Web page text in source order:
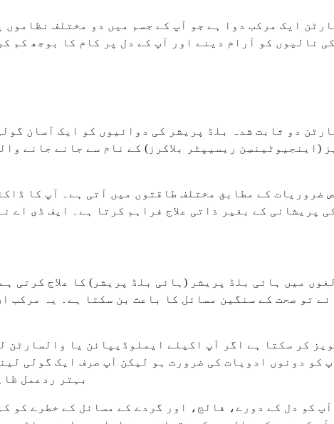
ایک مرکب دوا ہے جو آپ کے جسم میں دو مختلف
نالیوں کو آرام دینے اور آپ کے دل پر کام کا بوجھ کم
دو ثابت شدہ بلڈ پریشر کی دوائیوں کو ایک آسان
(اینجیوٹینسِن ریسیپٹر بلاکرز) کے نام سے جانے جانے
ضروریات کے مطابق مختلف طاقتوں میں آتی ہے۔ آپ کا
پریشانی کے بغیر ذاتی علاج فراہم کرتا ہے۔ ایف ڈی اے
میں ہائی بلڈ پریشر (ہائی بلڈ پریشر) کا علاج
تو صحت کے سنگین مسائل کا باعث بن سکتا ہے۔ یہ
کر سکتا ہے اگر آپ اکیلے ایملوڈیپائن یا
کو دونوں ادویات کی ضرورت ہو لیکن آپ صرف ایک گولی
بہتر ردعمل
کو دل کے دورے، فالج، اور گردے کے مسائل کے خطرے